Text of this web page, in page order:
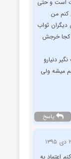
است و حتی
کنم من
ثواب
کجا خرجش
دنیارو
میشه ولی
پاسخ
اعتماد به